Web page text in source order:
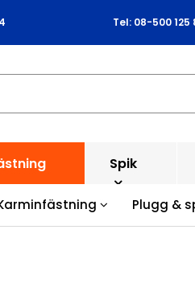
Tel: 08-500 125
Plugg &
Spik